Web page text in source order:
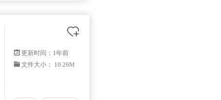
更新时间： 1年前
文件大小： 10.26M